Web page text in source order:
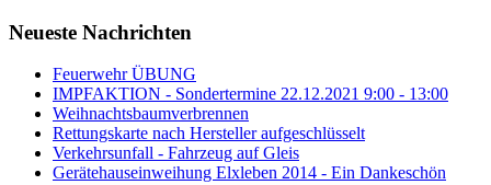
Neueste Nachrichten
Feuerwehr ÜBUNG
IMPFAKTION - Sondertermine 22.12.2021 9:00 - 13:00
Weihnachtsbaumverbrennen
Rettungskarte nach Hersteller aufgeschlüsselt
Verkehrsunfall - Fahrzeug auf Gleis
Gerätehauseinweihung Elxleben 2014 - Ein Dankeschön